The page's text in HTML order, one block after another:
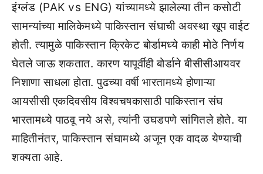
इंग्लंड (PAK vs ENG) यांच्यामध्ये झालेल्या तीन कसोटी
सामन्यांच्या मालिकेमध्ये पाकिस्तान संघाची अवस्था खूप वाईट
होती. त्यामुळे पाकिस्तान क्रिकेट बोर्डामध्ये काही मोठे निर्णय
घेतले जाऊ शकतात. कारण यापूर्वीही बोर्डाने बीसीसीआयवर
निशाणा साधला होता. पुढच्या वर्षी भारतामध्ये होणाऱ्या
आयसीसी एकदिवसीय विश्वचषकासाठी पाकिस्तान संघ
भारतामध्ये पाठवू नये असे, त्यांनी उघडपणे सांगितले होते. या
माहितीनंतर, पाकिस्तान संघामध्ये अजून एक वादळ येण्याची
शक्यता आहे.